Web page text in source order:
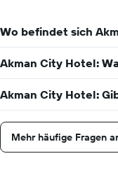
Wo befindet sich
Akman City Hotel:
Akman City Hotel:
Mehr häufige Fragen